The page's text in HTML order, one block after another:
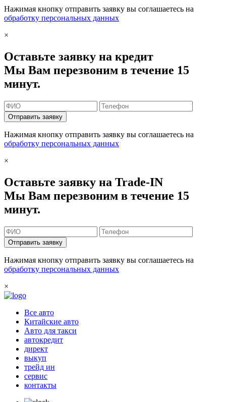
Нажимая кнопку отправить заявку вы соглашаетесь на
обработку персональных данных
×
Оставьте заявку на кредит
Мы Вам перезвоним в течение 15
минут.
Отправить заявку
Нажимая кнопку отправить заявку вы соглашаетесь на
обработку персональных данных
×
Оставьте заявку на Trade-IN
Мы Вам перезвоним в течение 15
минут.
Отправить заявку
Нажимая кнопку отправить заявку вы соглашаетесь на
обработку персональных данных
×
Все авто
Китайские авто
Авто для такси
автокредит
директ
выкуп
трейд ин
сервис
контакты